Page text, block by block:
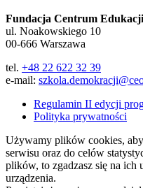
Fundacja Centrum
ul. Noakowskiego 10
00-666 Warszawa
tel. +48 22 622 32 39
e-mail:
Regulamin II edycji
Polityka prywatności
Używamy plików cookies,
serwisu oraz do celów
plików, to zgadzasz się na ich
urządzenia.